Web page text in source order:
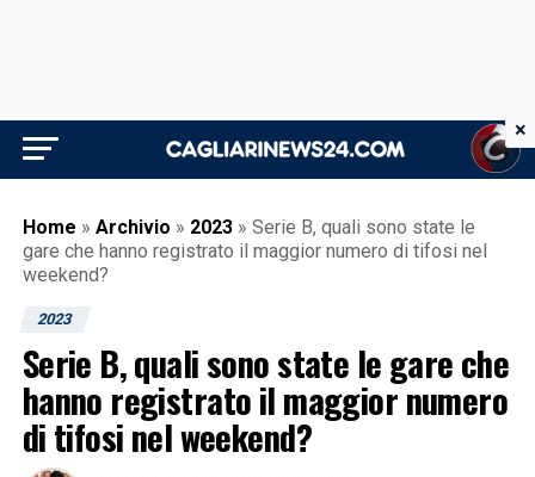
Home » Archivio » 2023 » Serie B, quali sono state le
gare che hanno registrato il maggior numero di tifosi nel
weekend?
2023
Serie B, quali sono state le gare che
hanno registrato il maggior numero
di tifosi nel weekend?
×